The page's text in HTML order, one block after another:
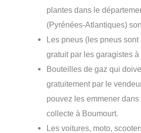
plantes dans le
(Pyrénées-Atlantiques)
Les pneus (les pneus sont
gratuit par les garagistes à
Bouteilles de gaz qui
gratuitement par le
pouvez les emmener
collecte à Boumourt.
Les voitures, moto,